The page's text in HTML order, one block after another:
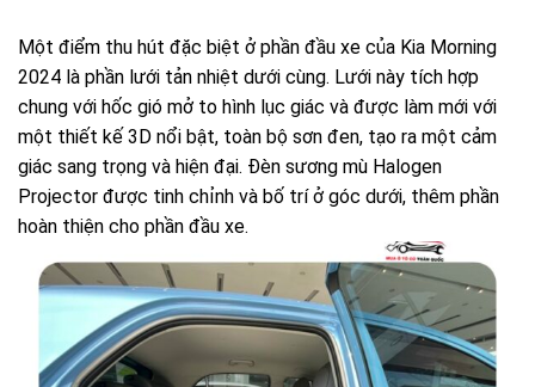
Một điểm thu hút đặc biệt ở phần đầu xe của Kia Morning
2024 là phần lưới tản nhiệt dưới cùng. Lưới này tích hợp
chung với hốc gió mở to hình lục giác và được làm mới với
một thiết kế 3D nổi bật, toàn bộ sơn đen, tạo ra một cảm
giác sang trọng và hiện đại. Đèn sương mù Halogen
Projector được tinh chỉnh và bố trí ở góc dưới, thêm phần
hoàn thiện cho phần đầu xe.